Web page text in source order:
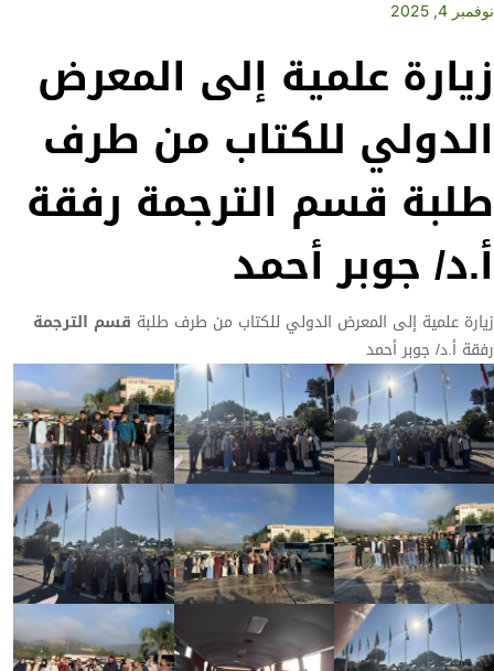
نوفمبر 4, 2025
زيارة علمية إلى المعرض
الدولي للكتاب من طرف
طلبة قسم الترجمة رفقة
أ.د/ جوبر أحمد‎
زيارة علمية إلى المعرض الدولي للكتاب من طرف طلبة قسم الترجمة
رفقة أ.د/ جوبر أحمد‎